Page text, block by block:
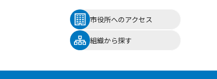
市役所へのアクセス
組織から探す